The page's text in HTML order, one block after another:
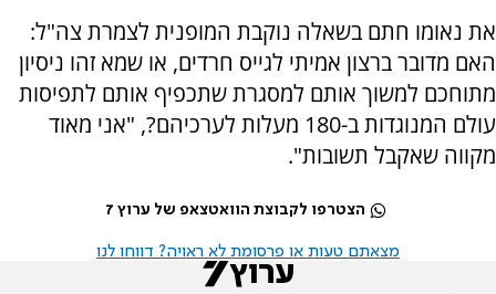
את נאומו חתם בשאלה נוקבת המופנית לצמרת צה"ל:
האם מדובר ברצון אמיתי לגייס חרדים, או שמא זהו ניסיון
מתוחכם למשוך אותם למסגרת שתכפיף אותם לתפיסות
עולם המנוגדות ב-180 מעלות לערכיהם?, "אני מאוד
מקווה שאקבל תשובות".
הצטרפו לקבוצת הוואטצאפ של ערוץ 7
מצאתם טעות או פרסומת לא ראויה? דווחו לנו